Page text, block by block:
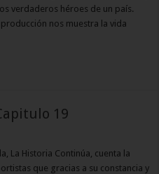
verdaderos héroes de un país.
nos muestra la vida
19
La Historia Continúa, cuenta la
que gracias a su constancia y